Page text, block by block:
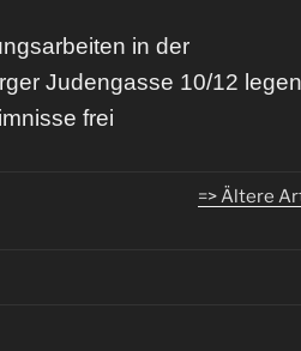
in der
Judengasse 10/12 legen
frei
=> Ältere